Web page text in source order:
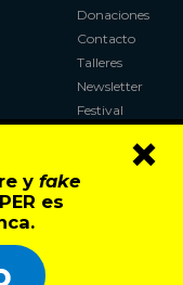
y fake
es
×
Donaciones
Contacto
Talleres
Newsletter
Festival